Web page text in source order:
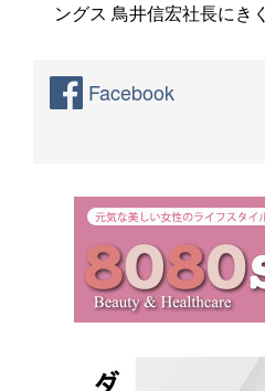
ングス 鳥井信宏社長にきく
Facebook